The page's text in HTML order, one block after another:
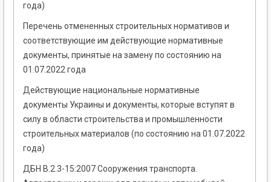
года)
Перечень отмененных строительных нормативов и
соответствующие им действующие нормативные
документы, принятые на замену по состоянию на
01.07.2022 года
Действующие национальные нормативные
документы Украины и документы, которые вступят в
силу в области строительства и промышленности
строительных материалов (по состоянию на 01.07.2022
года)
ДБН В.2.3-15:2007 Сооружения транспорта.